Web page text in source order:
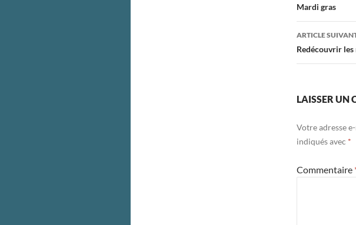
des
articles
Mardi gras
ARTICLE
Redécouvrir
LAISSER UN
Votre adresse
indiqués avec *
Commentaire